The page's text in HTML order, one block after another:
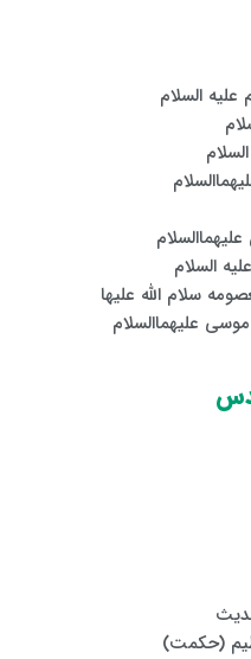
السلام
السلام
سلام الله علیها
علیهماالسلام
(حکمت)